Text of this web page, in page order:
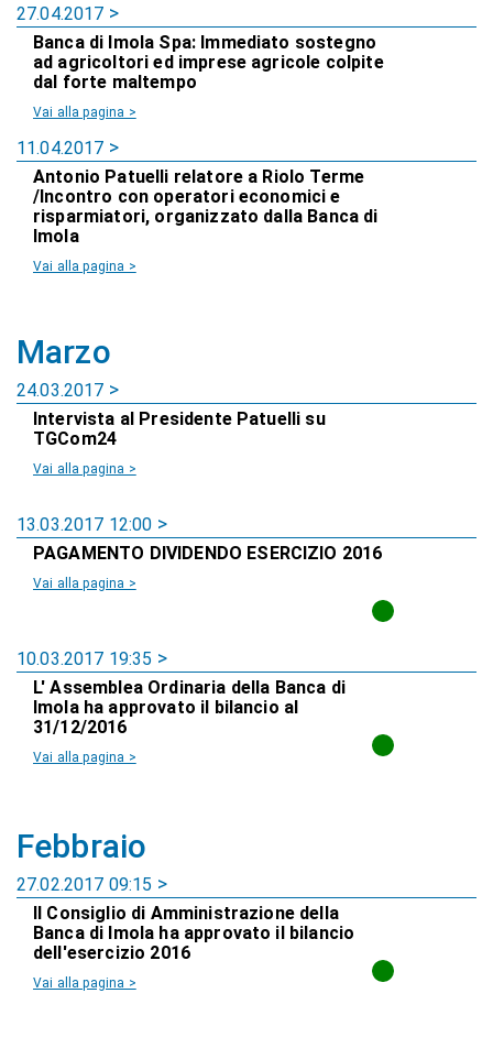
27.04.2017
Banca di Imola Spa: Immediato sostegno
ad agricoltori ed imprese agricole colpite
dal forte maltempo
Vai alla pagina >
11.04.2017
Antonio Patuelli relatore a Riolo Terme
/Incontro con operatori economici e
risparmiatori, organizzato dalla Banca di
Imola
Vai alla pagina >
Marzo
24.03.2017
Intervista al Presidente Patuelli su
TGCom24
Vai alla pagina >
13.03.2017 12:00
PAGAMENTO DIVIDENDO ESERCIZIO 2016
Vai alla pagina >
10.03.2017 19:35
L' Assemblea Ordinaria della Banca di
Imola ha approvato il bilancio al
31/12/2016
Vai alla pagina >
Febbraio
27.02.2017 09:15
Il Consiglio di Amministrazione della
Banca di Imola ha approvato il bilancio
dell'esercizio 2016
Vai alla pagina >